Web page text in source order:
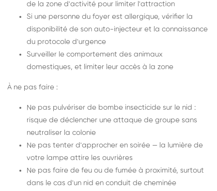
de la zone d'activité pour limiter l'attraction
Si une personne du foyer est allergique, vérifier la
disponibilité de son auto-injecteur et la connaissance
du protocole d'urgence
Surveiller le comportement des animaux
domestiques, et limiter leur accès à la zone
À ne pas faire :
Ne pas pulvériser de bombe insecticide sur le nid :
risque de déclencher une attaque de groupe sans
neutraliser la colonie
Ne pas tenter d'approcher en soirée — la lumière de
votre lampe attire les ouvrières
Ne pas faire de feu ou de fumée à proximité, surtout
dans le cas d'un nid en conduit de cheminée